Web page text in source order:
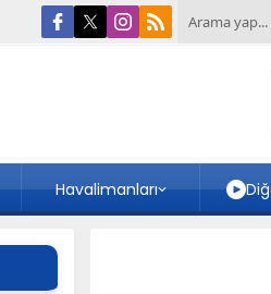
Havalimanları